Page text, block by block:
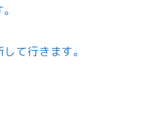
て行きます。